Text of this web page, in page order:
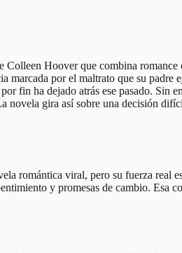
Hoover que combina
marcada por el maltrato que su
fin ha dejado atrás ese pasado.
gira así sobre una decisión
romántica viral, pero su fuerza
y promesas de cambio.